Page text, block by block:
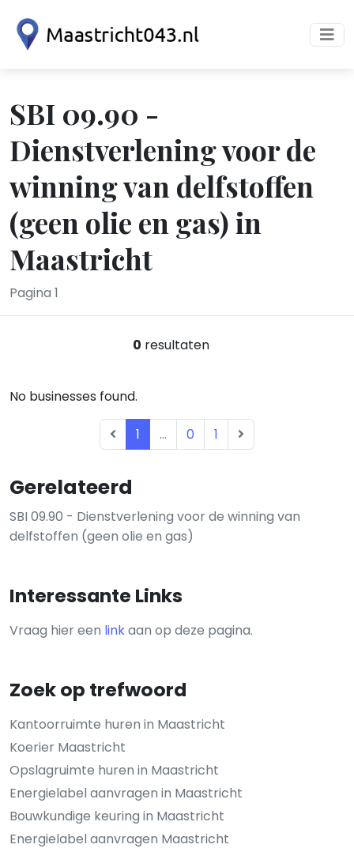
SBI 09.90 -
Dienstverlening voor de
winning van delfstoffen
(geen olie en gas) in
Maastricht
Pagina 1
Gerelateerd
SBI 09.90 - Dienstverlening voor de winning van
delfstoffen (geen olie en gas)
Interessante Links
Vraag hier een linkaan op deze pagina.
Zoek op trefwoord
Kantoorruimte huren in Maastricht
Koerier Maastricht
Opslagruimte huren in Maastricht
Energielabel aanvragen in Maastricht
Bouwkundige keuring in Maastricht
Energielabel aanvragen Maastricht
0 resultaten
No businesses found.
1 ... 0 1